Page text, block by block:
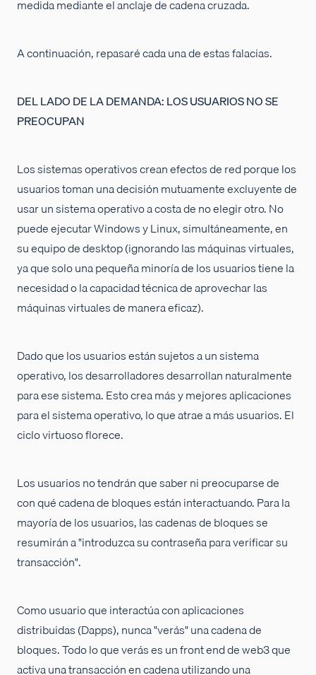
medida mediante el anclaje de cadena cruzada.
A continuación, repasaré cada una de estas falacias.
DEL LADO DE LA DEMANDA: LOS USUARIOS NO SE
PREOCUPAN
Los sistemas operativos crean efectos de red porque los
usuarios toman una decisión mutuamente excluyente de
usar un sistema operativo a costa de no elegir otro. No
puede ejecutar Windows y Linux, simultáneamente, en
su equipo de desktop (ignorando las máquinas virtuales,
ya que solo una pequeña minoría de los usuarios tiene la
necesidad o la capacidad técnica de aprovechar las
máquinas virtuales de manera eficaz).
Dado que los usuarios están sujetos a un sistema
operativo, los desarrolladores desarrollan naturalmente
para ese sistema. Esto crea más y mejores aplicaciones
para el sistema operativo, lo que atrae a más usuarios. El
ciclo virtuoso florece.
Los usuarios no tendrán que saber ni preocuparse de
con qué cadena de bloques están interactuando. Para la
mayoría de los usuarios, las cadenas de bloques se
resumirán a "introduzca su contraseña para verificar su
transacción".
Como usuario que interactúa con aplicaciones
distribuidas (Dapps), nunca "verás" una cadena de
bloques. Todo lo que verás es un front end de web3 que
activa una transacción en cadena utilizando una